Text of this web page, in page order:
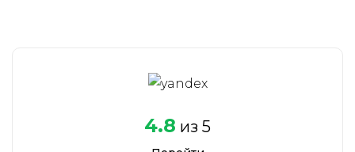
4.8 из 5